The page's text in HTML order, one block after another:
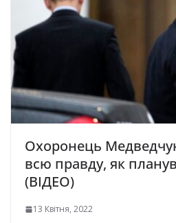
Охоронець
всю правду, як
(ВІДЕО)
13 Квітня, 2022